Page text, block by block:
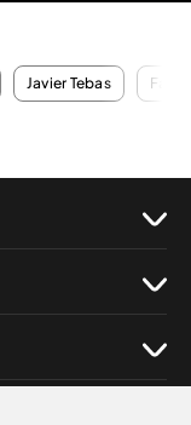
Javier Tebas